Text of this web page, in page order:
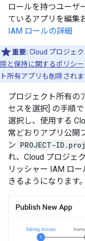
ロールを持つユーザ
ているアプリを編集
IAM ロールの詳細
重要: Cloud プロジェク
除と保持に関するポリシー
ト所有アプリも削除されま
プロジェクト所有の
セスを選択] の手順
選択し、使用する
常どおりアプリ公開
ン PROJECT-
れ、Cloud プロジェ
リッシャー IAM ロ
きるようになります。